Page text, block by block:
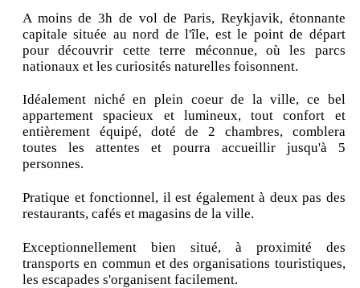
A moins de 3h de vol de Paris, Reykjavik, étonnante
capitale située au nord de l'île, est le point de départ
pour découvrir cette terre méconnue, où les parcs
nationaux et les curiosités naturelles foisonnent.
Idéalement niché en plein coeur de la ville, ce bel
appartement spacieux et lumineux, tout confort et
entièrement équipé, doté de 2 chambres, comblera
toutes les attentes et pourra accueillir jusqu'à 5
personnes.
Pratique et fonctionnel, il est également à deux pas des
restaurants, cafés et magasins de la ville.
Exceptionnellement bien situé, à proximité des
transports en commun et des organisations touristiques,
les escapades s'organisent facilement.